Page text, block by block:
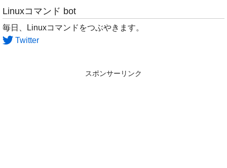
Linuxコマンド bot
毎日、Linuxコマンドをつぶやきます。
Twitter
スポンサーリンク